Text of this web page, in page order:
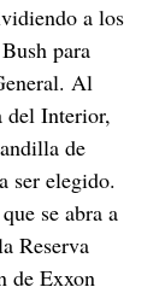
a los
para
Al
del Interior,
de
ser elegido.
se abra a
Reserva
de Exxon